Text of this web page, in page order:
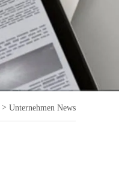
> Unternehmen News